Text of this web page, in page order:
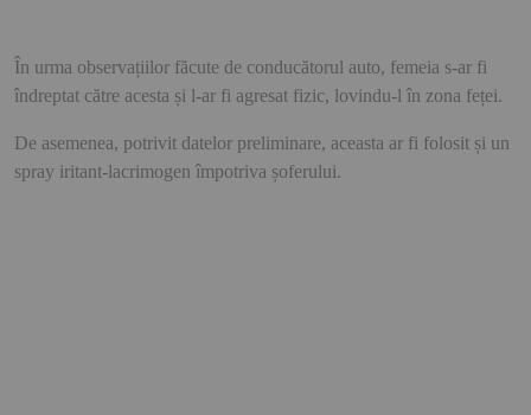
În urma observațiilor făcute de conducătorul auto, femeia s-ar fi
îndreptat către acesta și l-ar fi agresat fizic, lovindu-l în zona feței.
De asemenea, potrivit datelor preliminare, aceasta ar fi folosit și un
spray iritant-lacrimogen împotriva șoferului.